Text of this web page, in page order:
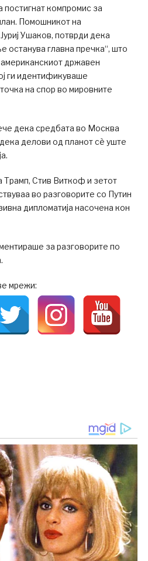
постигнат компромис за
Помошникот на
Ушаков, потврди дека
останува главна пречка“, што
американскиот државен
ги идентификуваше
на спор во мировните
дека средбата во Москва
делови од планот сè уште
Трамп, Стив Виткоф и зетот
во разговорите со Путин
дипломатија насочена кон
за разговорите по
мрежи: